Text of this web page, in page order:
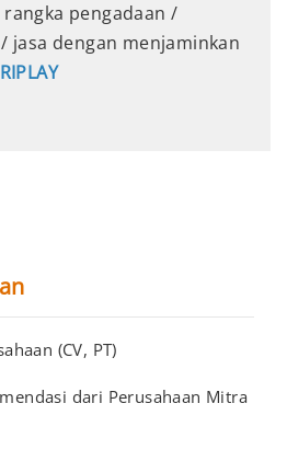
pengadaan /
jasa dengan menjaminkan
RIPLAY
(CV, PT)
dari Perusahaan Mitra